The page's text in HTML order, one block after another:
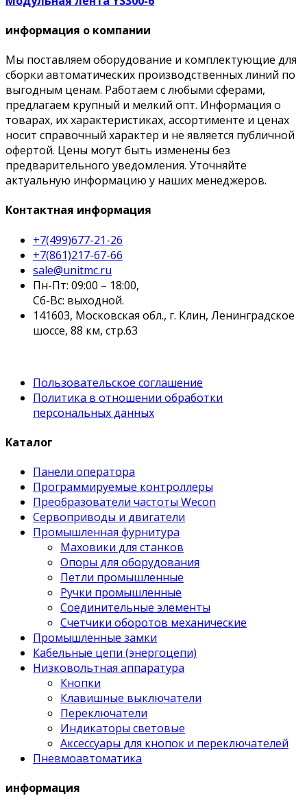
информация о компании
Мы поставляем оборудование и комплектующие для
сборки автоматических производственных линий по
выгодным ценам. Работаем с любыми сферами,
предлагаем крупный и мелкий опт. Информация о
товарах, их характеристиках, ассортименте и ценах
носит справочный характер и не является публичной
офертой. Цены могут быть изменены без
предварительного уведомления. Уточняйте
актуальную информацию у наших менеджеров.
Контактная информация
+7(499)677-21-26
+7(861)217-67-66
sale@unitmc.ru
Пн-Пт: 09:00 – 18:00,
Сб-Вс: выходной.
141603, Московская обл., г. Клин, Ленинградское
шоссе, 88 км, стр.63
Пользовательское соглашение
Политика в отношении обработки
персональных данных
Каталог
Панели оператора
Программируемые контроллеры
Преобразователи частоты Wecon
Сервоприводы и двигатели
Промышленная фурнитура
Маховики для станков
Опоры для оборудования
Петли промышленные
Ручки промышленные
Соединительные элементы
Счетчики оборотов механические
Промышленные замки
Кабельные цепи (энергоцепи)
Низковольтная аппаратура
Кнопки
Клавишные выключатели
Переключатели
Индикаторы световые
Аксессуары для кнопок и переключателей
Пневмоавтоматика
информация